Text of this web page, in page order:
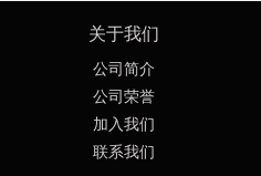
关于我们
公司简介
公司荣誉
加入我们
联系我们